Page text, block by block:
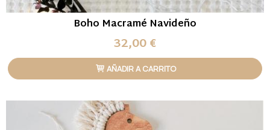
Boho Macramé Navideño
32,00 €
AÑADIR A CARRITO